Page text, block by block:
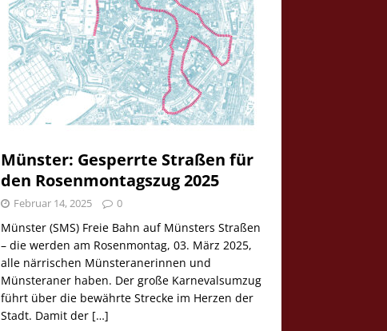
Münster: Gesperrte Straßen für
den Rosenmontagszug 2025
Februar 14, 2025 0
Münster (SMS) Freie Bahn auf Münsters Straßen
– die werden am Rosenmontag, 03. März 2025,
alle närrischen Münsteranerinnen und
Münsteraner haben. Der große Karnevalsumzug
führt über die bewährte Strecke im Herzen der
Stadt. Damit der […]